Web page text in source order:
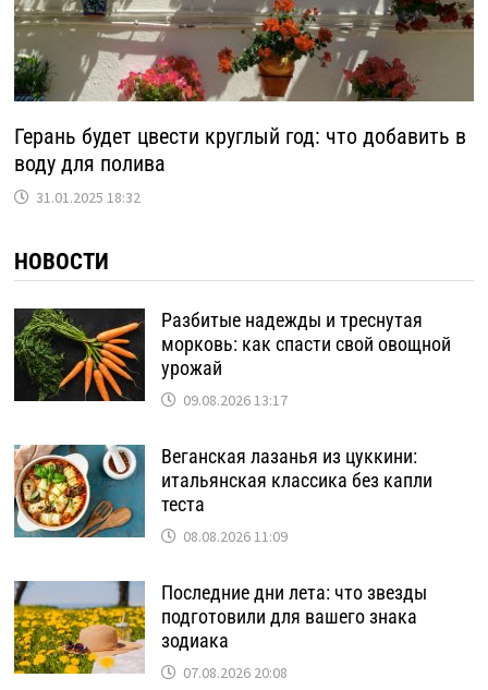
Герань будет цвести круглый год: что добавить в
воду для полива
31.01.2025 18:32
НОВОСТИ
Разбитые надежды и треснутая
морковь: как спасти свой овощной
урожай
09.08.2026 13:17
Веганская лазанья из цуккини:
итальянская классика без капли
теста
08.08.2026 11:09
Последние дни лета: что звезды
подготовили для вашего знака
зодиака
07.08.2026 20:08